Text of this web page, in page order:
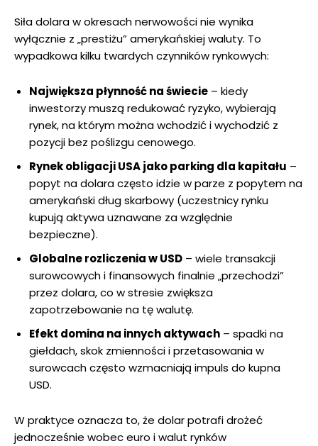
Siła dolara w okresach nerwowości nie wynika
wyłącznie z „prestiżu” amerykańskiej waluty. To
wypadkowa kilku twardych czynników rynkowych:
Największa płynność na świecie – kiedy
inwestorzy muszą redukować ryzyko, wybierają
rynek, na którym można wchodzić i wychodzić z
pozycji bez poślizgu cenowego.
Rynek obligacji USA jako parking dla kapitału –
popyt na dolara często idzie w parze z popytem na
amerykański dług skarbowy (uczestnicy rynku
kupują aktywa uznawane za względnie
bezpieczne).
Globalne rozliczenia w USD – wiele transakcji
surowcowych i finansowych finalnie „przechodzi”
przez dolara, co w stresie zwiększa
zapotrzebowanie na tę walutę.
Efekt domina na innych aktywach – spadki na
giełdach, skok zmienności i przetasowania w
surowcach często wzmacniają impuls do kupna
USD.
W praktyce oznacza to, że dolar potrafi drożeć
jednocześnie wobec euro i walut rynków